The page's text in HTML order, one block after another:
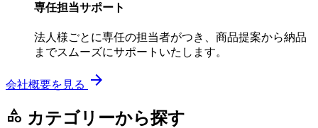
専任担当サポート
法人様ごとに専任の担当者がつき、商品提案から納品
までスムーズにサポートいたします。
会社概要を見る arrow_forward
category カテゴリーから探す